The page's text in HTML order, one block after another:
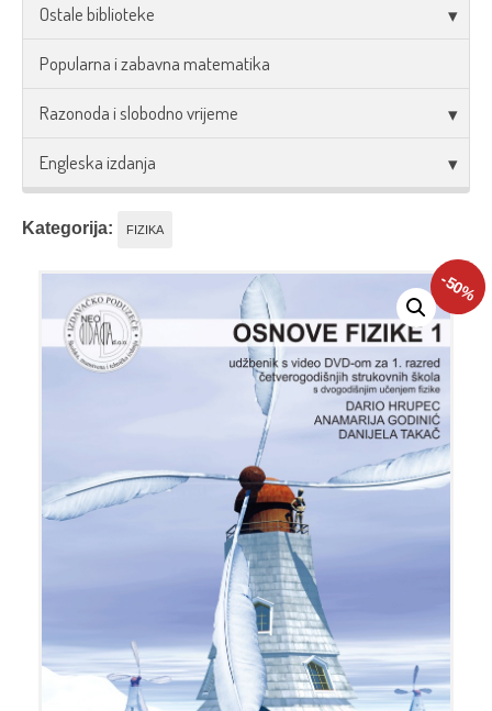
Ostale biblioteke
Popularna i zabavna matematika
Razonoda i slobodno vrijeme
Engleska izdanja
Kategorija: FIZIKA
-50%